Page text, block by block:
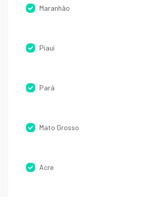
Maranhão
Piauí
Pará
Mato Grosso
Acre